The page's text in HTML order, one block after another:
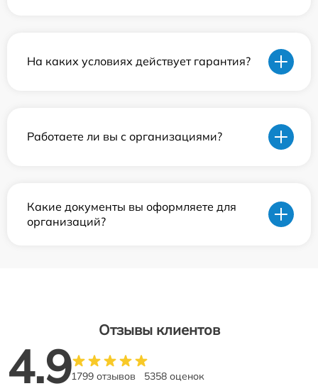
На каких условиях действует гарантия?
Работаете ли вы с организациями?
Какие документы вы оформляете для
организаций?
Отзывы клиентов
4.91799 отзывов 5358 оценок